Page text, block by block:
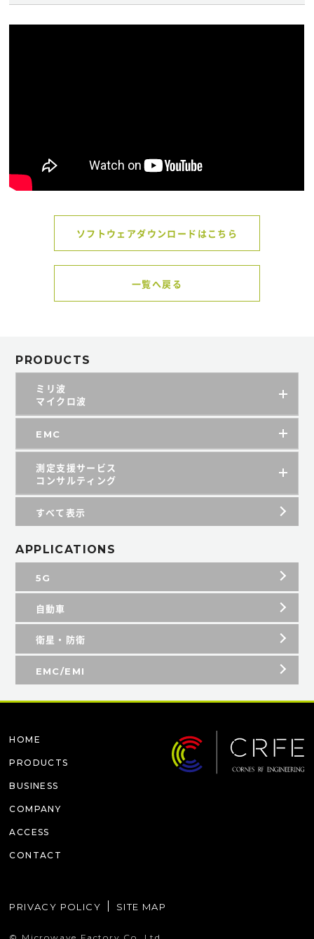
ソフトウェアダウンロードはこちら
一覧へ戻る
PRODUCTS
ミリ波
マイクロ波
EMC
測定支援サービス
コンサルティング
すべて表示
APPLICATIONS
5G
自動車
衛星・防衛
EMC/EMI
HOME
PRODUCTS
BUSINESS
COMPANY
ACCESS
CONTACT
PRIVACY POLICY SITE MAP